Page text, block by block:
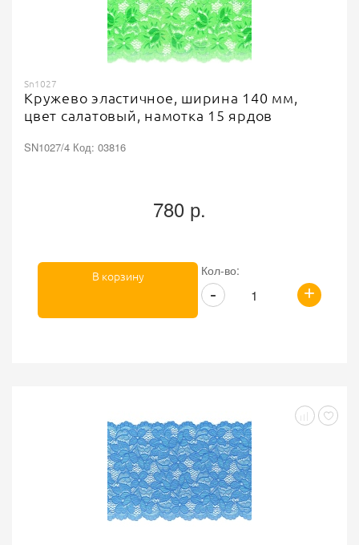
Sn1027
Кружево эластичное, ширина 140 мм,
цвет салатовый, намотка 15 ярдов
SN1027/4 Код: 03816
780 р.
Кол-во:
+
-
В корзину